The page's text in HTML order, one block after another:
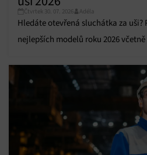
údajů, Propojení různých zařízení,
zařízení na základě automaticky
informací.
zobrazování reklamy a obsahu,
voleb ochrany osobních údajů.
Čtvrtek 30. 07. 2026 Adéla
Hledáte otevřená sluchátka za uši?
nejlepších modelů roku 2026